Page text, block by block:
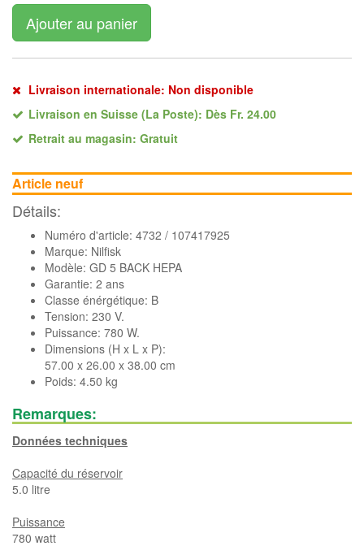
Ajouter au panier
Livraison internationale: Non disponible
Livraison en Suisse (La Poste): Dès Fr. 24.00
Retrait au magasin: Gratuit
Article neuf
Détails:
Numéro d'article: 4732 / 107417925
Marque: Nilfisk
Modèle: GD 5 BACK HEPA
Garantie: 2 ans
Classe énérgétique: B
Tension: 230 V.
Puissance: 780 W.
Dimensions (H x L x P):
57.00 x 26.00 x 38.00 cm
Poids: 4.50 kg
Remarques:
Données techniques
Capacité du réservoir
5.0 litre
Puissance
780 watt